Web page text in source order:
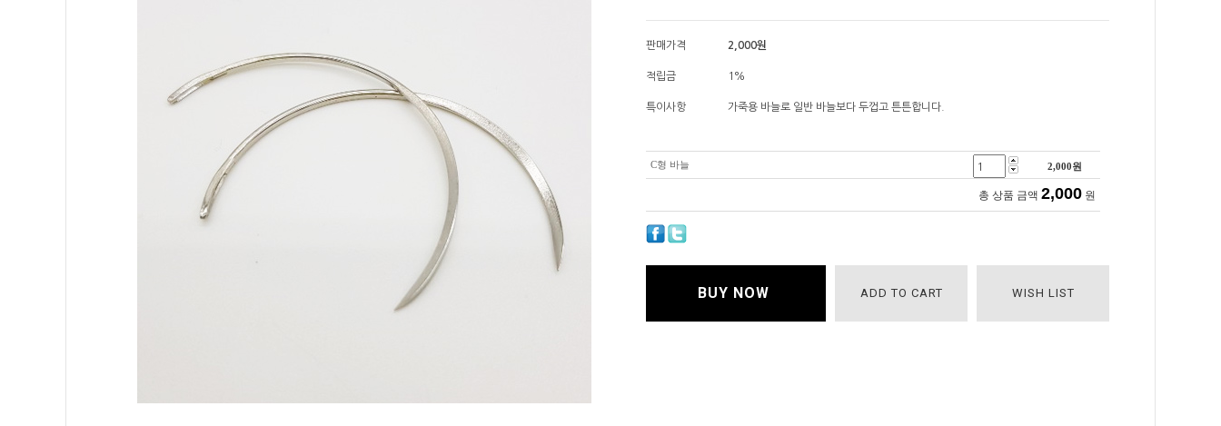
판매가격 2,000원
적립금 1%
특이사항 가죽용 바늘로 일반 바늘보다 두껍고 튼튼합니다.
C형 바늘 2,000원
총 상품 금액 2,000 원
BUY NOW ADD TO CART WISH LIST